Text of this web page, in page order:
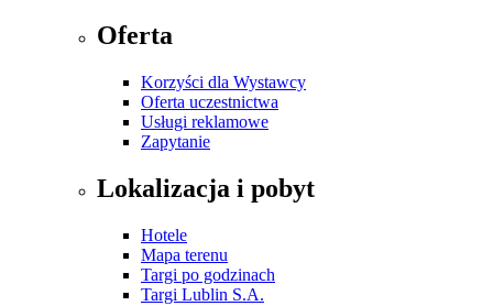
Oferta
Korzyści dla Wystawcy
Oferta uczestnictwa
Usługi reklamowe
Zapytanie
Lokalizacja i pobyt
Hotele
Mapa terenu
Targi po godzinach
Targi Lublin S.A.